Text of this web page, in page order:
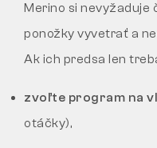
Merino si nevyžaduje
ponožky vyvetrať a
Ak ich predsa len
zvoľte program na
otáčky),